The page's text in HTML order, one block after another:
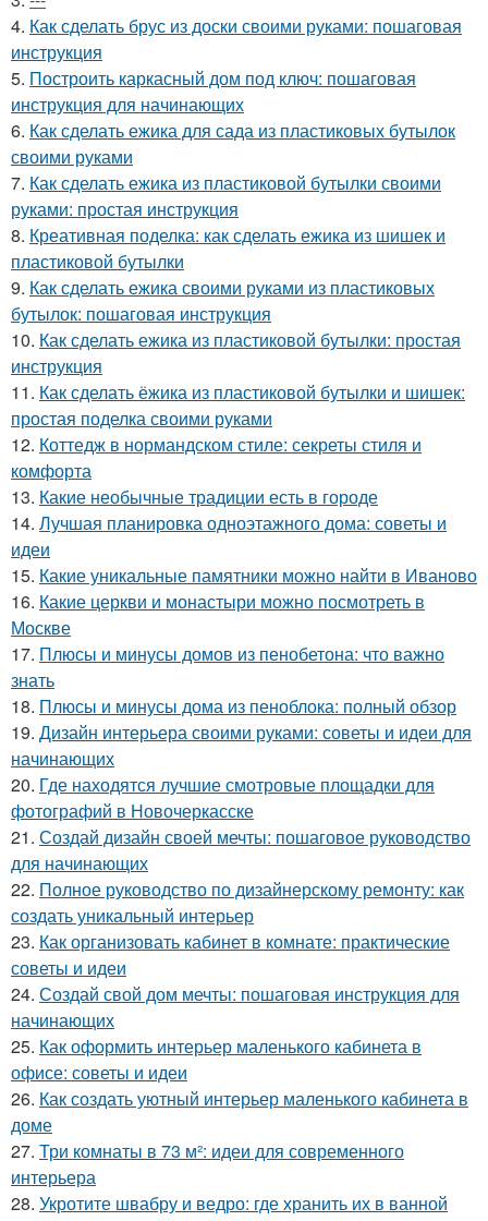
4. Как сделать брус из доски своими руками: пошаговая
инструкция
5. Построить каркасный дом под ключ: пошаговая
инструкция для начинающих
6. Как сделать ежика для сада из пластиковых бутылок
своими руками
7. Как сделать ежика из пластиковой бутылки своими
руками: простая инструкция
8. Креативная поделка: как сделать ежика из шишек и
пластиковой бутылки
9. Как сделать ежика своими руками из пластиковых
бутылок: пошаговая инструкция
10. Как сделать ежика из пластиковой бутылки: простая
инструкция
11. Как сделать ёжика из пластиковой бутылки и шишек:
простая поделка своими руками
12. Коттедж в нормандском стиле: секреты стиля и
комфорта
13. Какие необычные традиции есть в городе
14. Лучшая планировка одноэтажного дома: советы и
идеи
15. Какие уникальные памятники можно найти в Иваново
16. Какие церкви и монастыри можно посмотреть в
Москве
17. Плюсы и минусы домов из пенобетона: что важно
знать
18. Плюсы и минусы дома из пеноблока: полный обзор
19. Дизайн интерьера своими руками: советы и идеи для
начинающих
20. Где находятся лучшие смотровые площадки для
фотографий в Новочеркасске
21. Создай дизайн своей мечты: пошаговое руководство
для начинающих
22. Полное руководство по дизайнерскому ремонту: как
создать уникальный интерьер
23. Как организовать кабинет в комнате: практические
советы и идеи
24. Создай свой дом мечты: пошаговая инструкция для
начинающих
25. Как оформить интерьер маленького кабинета в
офисе: советы и идеи
26. Как создать уютный интерьер маленького кабинета в
доме
27. Три комнаты в 73 м²: идеи для современного
интерьера
28. Укротите швабру и ведро: где хранить их в ванной